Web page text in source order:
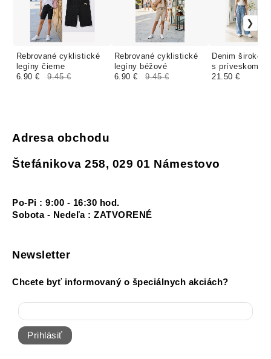
Rebrované cyklistické
legíny čierne
6.90 € 9.45 €
Rebrované cyklistické
legíny béžové
6.90 € 9.45 €
Denim široké
s príveskom
21.50 €
Adresa obchodu
Štefánikova 258, 029 01 Námestovo
Po-Pi : 9:00 - 16:30 hod.
Sobota - Nedeľa : ZATVORENÉ
Newsletter
Chcete byť informovaný o špeciálnych akciách?
Prihlásiť